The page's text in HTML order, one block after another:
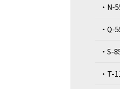
・N-
・Q-
・S-
・T-